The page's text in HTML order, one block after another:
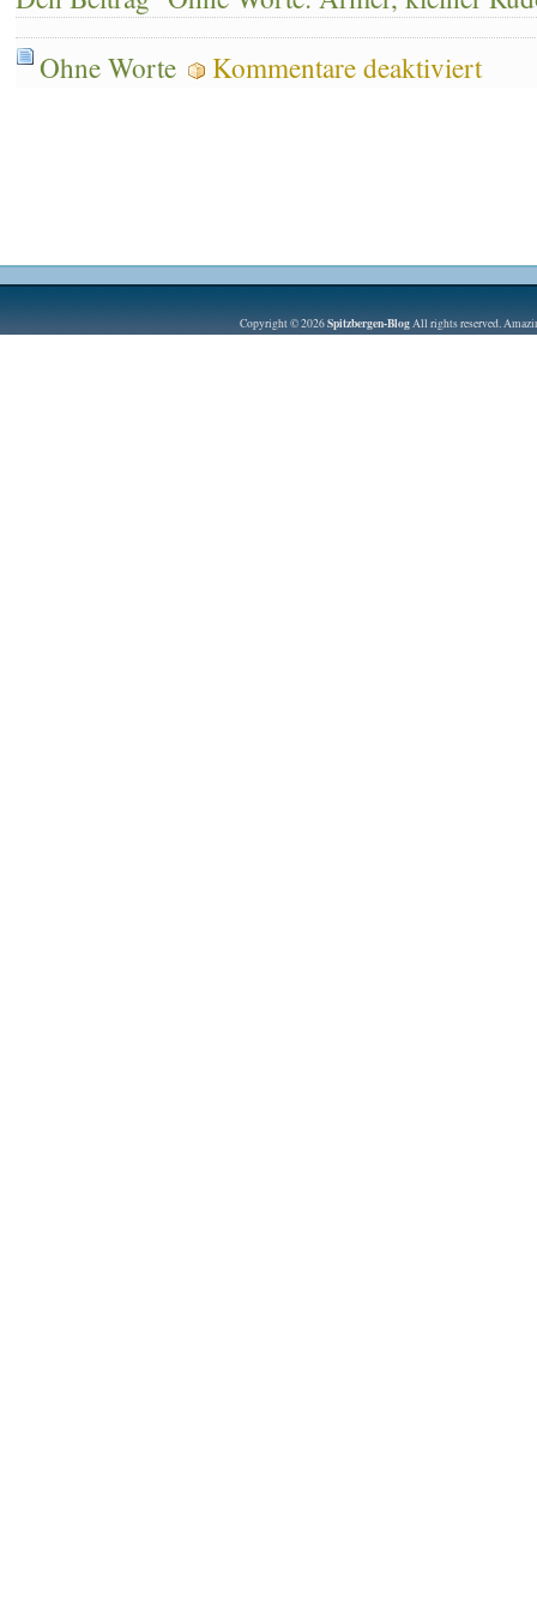
Ohne Worte
Kommentare deaktiviertOhne
Copyright © 2026Spitzbergen-BlogAll rights reserved.